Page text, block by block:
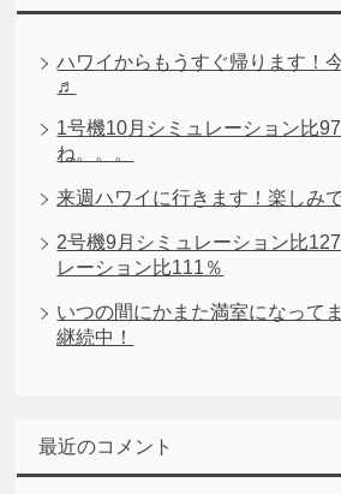
ハワイからもうすぐ帰ります！
♬
1号機10月シミュレーション比
ね。。。
来週ハワイに行きます！楽しみ
2号機9月シミュレーション比
レーション比111％
いつの間にかまた満室になって
継続中！
最近のコメント